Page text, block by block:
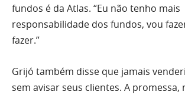
fundos é da Atlas. “Eu não tenho mais
responsabilidade dos fundos, vou
fazer.”
Grijó também disse que jamais
sem avisar seus clientes. A promessa,